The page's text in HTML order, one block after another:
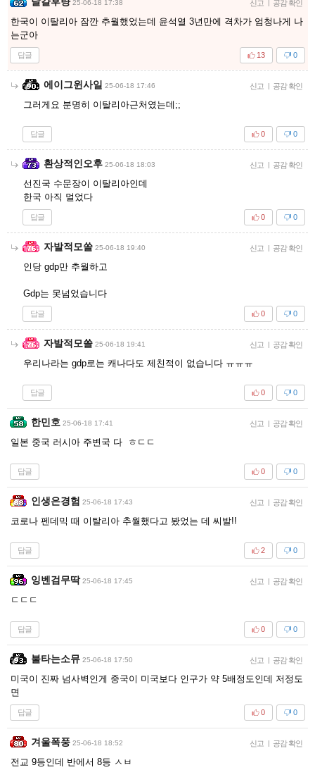
25-06-18 17:38 신고 공감 확인
한국이 이탈리아 잠깐 추월했었는데 윤석열 3년만에 격차가 엄청나게 나
는군아
답글 0
13
에이그윈사일 25-06-18 17:46 신고 | 공감 확인
그러게요 분명히 이탈리아근처였는데;;
답글 0
0
환상적인오후 25-06-18 18:03 신고 | 공감 확인
선진국 수문장이 이탈리아인데
한국 아직 멀었다
답글 0
0
자발적모쏠 25-06-18 19:40 신고 | 공감 확인
인당 gdp만 추월하고
Gdp는 못넘었습니다
답글 0
0
자발적모쏠 25-06-18 19:41 신고 | 공감 확인
우리나라는 gdp로는 캐나다도 제친적이 없습니다 ㅠㅠㅠ
답글 0
0
한민호 25-06-18 17:41 신고 | 공감 확인
일본 중국 러시아 주변국 다 ㅎㄷㄷ
답글 0
0
인생은경험 25-06-18 17:43 신고 | 공감 확인
코로나 펜데믹 때 이탈리아 추월했다고 봤었는 데 씨발!!
답글 0
2
잉벤검무딱 25-06-18 17:45 신고 | 공감 확인
ㄷㄷㄷ
답글 0
0
불타는소뮤 25-06-18 17:50 신고 | 공감 확인
미국이 진짜 넘사벽인게 중국이 미국보다 인구가 약 5배정도인데 저정도
면
답글 0
0
겨울폭풍 25-06-18 18:52 신고 | 공감 확인
전교 9등인데 반에서 8등 ㅅㅂ